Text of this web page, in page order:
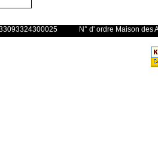
: 33093324300025 N° d'